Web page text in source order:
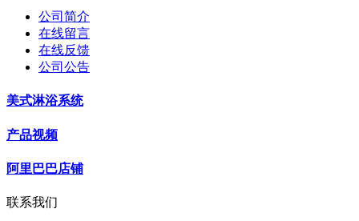
公司简介
在线留言
在线反馈
公司公告
美式淋浴系统
产品视频
阿里巴巴店铺
联系我们